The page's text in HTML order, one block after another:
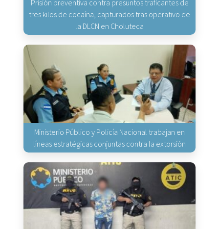
Prisión preventiva contra presuntos traficantes de
tres kilos de cocaína, capturados tras operativo de
la DLCN en Choluteca
Ministerio Público y Policía Nacional trabajan en
líneas estratégicas conjuntas contra la extorsión